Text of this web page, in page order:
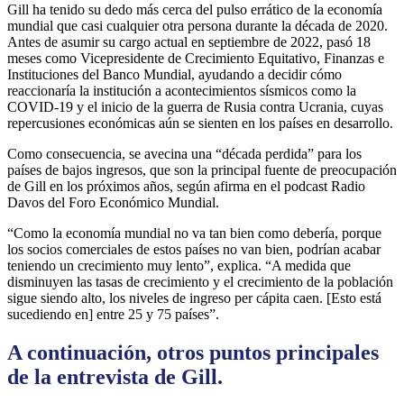
Gill ha tenido su dedo más cerca del pulso errático de la economía
mundial que casi cualquier otra persona durante la década de 2020.
Antes de asumir su cargo actual en septiembre de 2022, pasó 18
meses como Vicepresidente de Crecimiento Equitativo, Finanzas e
Instituciones del Banco Mundial, ayudando a decidir cómo
reaccionaría la institución a acontecimientos sísmicos como la
COVID-19 y el inicio de la guerra de Rusia contra Ucrania, cuyas
repercusiones económicas aún se sienten en los países en desarrollo.
Como consecuencia, se avecina una “década perdida” para los
países de bajos ingresos, que son la principal fuente de preocupación
de Gill en los próximos años, según afirma en el podcast Radio
Davos del Foro Económico Mundial.
“Como la economía mundial no va tan bien como debería, porque
los socios comerciales de estos países no van bien, podrían acabar
teniendo un crecimiento muy lento”, explica. “A medida que
disminuyen las tasas de crecimiento y el crecimiento de la población
sigue siendo alto, los niveles de ingreso per cápita caen. [Esto está
sucediendo en] entre 25 y 75 países”.
A continuación, otros puntos principales
de la entrevista de Gill.